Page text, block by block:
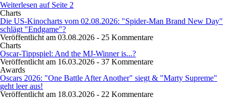
Weiterlesen auf Seite 2
Charts
Die US-Kinocharts vom 02.08.2026: "Spider-Man Brand New Day"
schlägt "Endgame"?
Veröffentlicht am 03.08.2026 - 25 Kommentare
Charts
Oscar-Tippspiel: And the MJ-Winner is...?
Veröffentlicht am 16.03.2026 - 37 Kommentare
Awards
Oscars 2026: "One Battle After Another" siegt & "Marty Supreme"
geht leer aus!
Veröffentlicht am 18.03.2026 - 22 Kommentare